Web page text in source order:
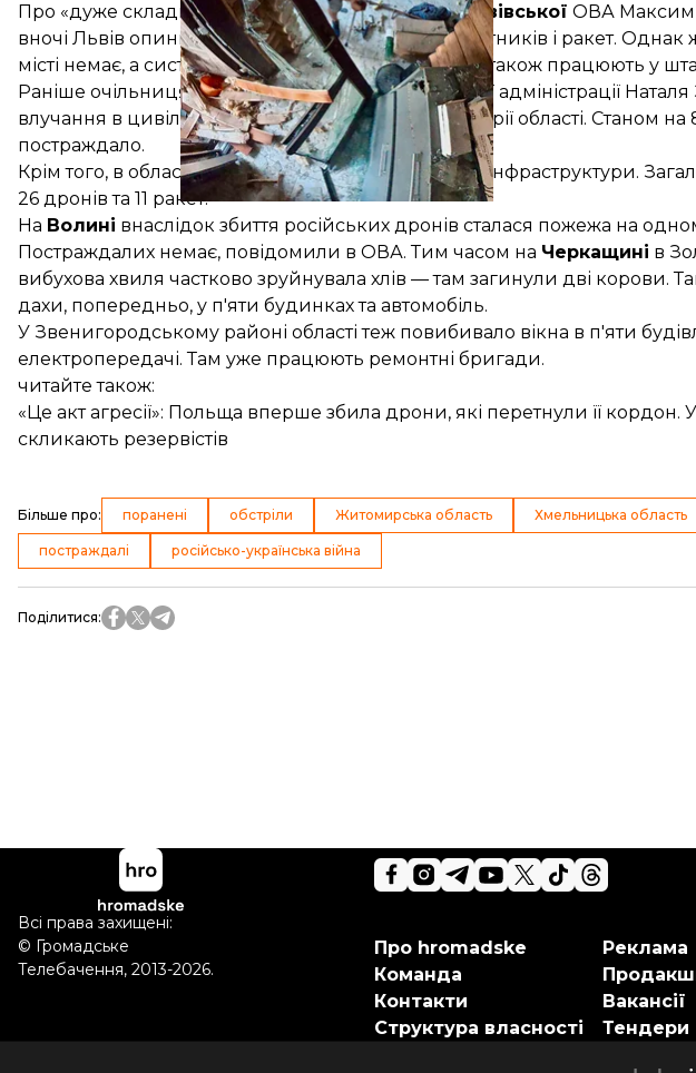
Про «дуже складну ніч»повідомивй очільникЛьвівської ОВА Максим
вночі Львів опинився під атакою бойових безпілотників і ракет.
місті немає, а системи життєзабезпечення області також працюють у
Раніше очільницяВінницькоїобласної військової адміністрації
влучання в цивільні промислові обʼєкти на території області. Станом на
постраждало.
Крім того, в області пошкоджено об’єкти житлової інфраструктури.
26 дронів та 11 ракет.
На Волині внаслідок збиття російських дронів сталася пожежа на
Постраждалих немає, повідомили в ОВА. Тим часом на Черкащині в
вибухова хвиля частково зруйнувала хлів — там загинули дві корови.
дахи, попередньо, у п'яти будинках та автомобіль.
У Звенигородському районі області теж повибивало вікна в п'яти
електропередачі. Там уже працюють ремонтні бригади.
читайте також:
«Це акт агресії»: Польща вперше збила дрони, які перетнули її кордон.
скликають резервістів
Більше про: поранені обстріли Житомирська область Хмельницька область
постраждалі російсько-українська війна
Поділитися:
Про hromadske
Команда
Контакти
Структура власності
Реклама
Вакансії
Тендери
Всі права захищені:
© Громадське
Телебачення, 2013-2026.